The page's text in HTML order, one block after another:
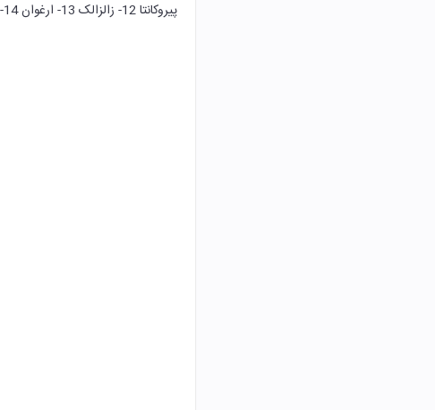
پیروکانتا 12- زالزالک 13- ارغوان 14- پسته 15- فندق.